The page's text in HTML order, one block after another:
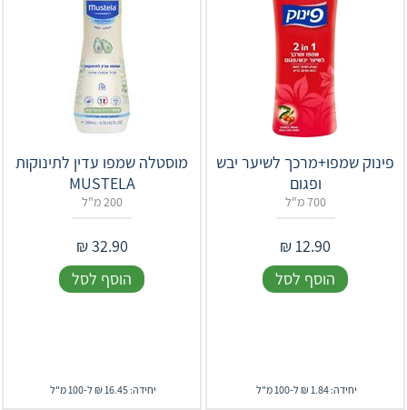
פינוק שמפו+מרכך לשיער יבש
ופגום
700 מ"ל
12.90
₪
הוסף לסל
יחידה: 1.84 ₪ ל-100 מ"ל
מוסטלה שמפו עדין לתינוקות
MUSTELA
200 מ"ל
32.90
₪
הוסף לסל
יחידה: 16.45 ₪ ל-100 מ"ל